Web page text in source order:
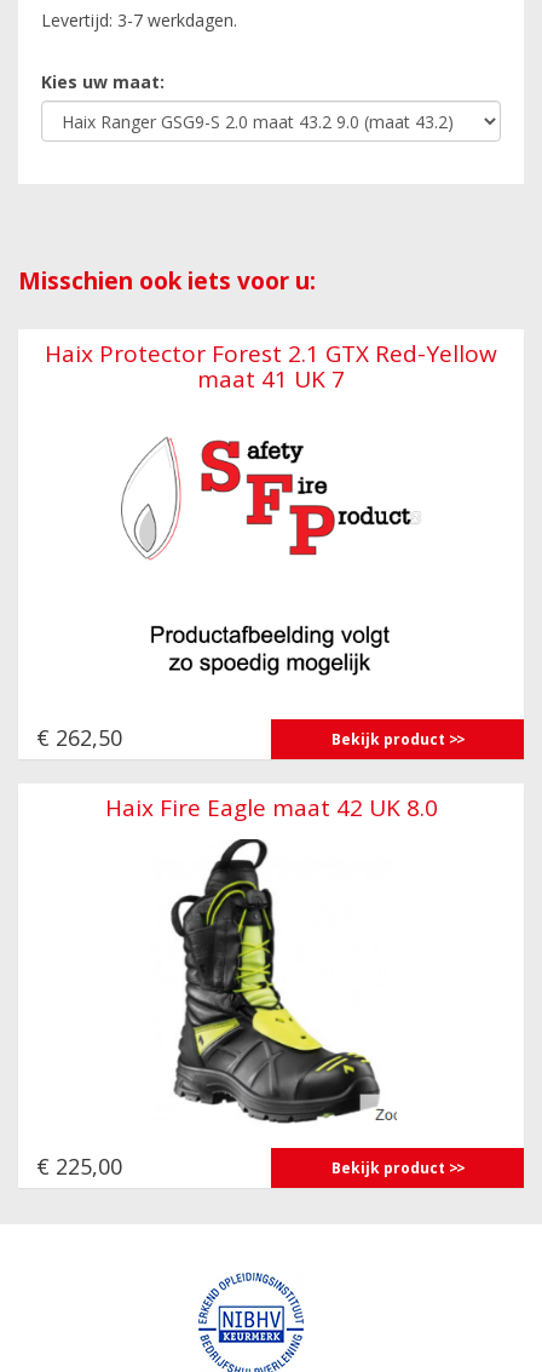
Levertijd: 3-7 werkdagen.
Kies uw maat:
Misschien ook iets voor u:
Haix Protector Forest 2.1 GTX Red-Yellow
maat 41 UK 7
€ 262,50 Bekijk product
Haix Fire Eagle maat 42 UK 8.0
€ 225,00 Bekijk product